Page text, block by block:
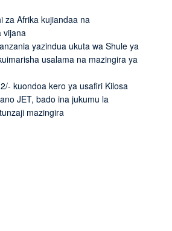
za Afrika kujiandaa na
vijana
yazindua ukuta wa Shule ya
usalama na mazingira ya
kuondoa kero ya usafiri Kilosa
JET, bado ina jukumu la
mazingira